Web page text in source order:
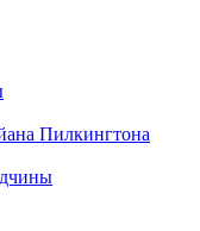
Пилкингтона